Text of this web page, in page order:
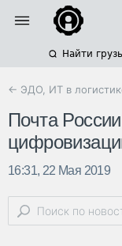
Найти
← ЭДО, ИТ в
Почта
16:31, 22 Мая 2019